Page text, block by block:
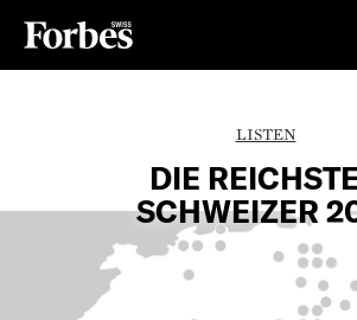
LISTEN
DIE
SCHWEIZER